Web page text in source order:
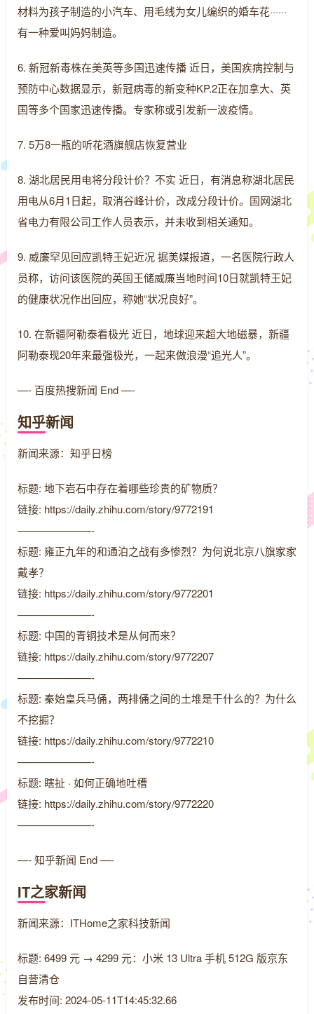
材料为孩子制造的小汽车、用毛线为女儿编织的婚车花······
有一种爱叫妈妈制造。
6. 新冠新毒株在美英等多国迅速传播 近日，美国疾病控制与
预防中心数据显示，新冠病毒的新变种KP.2正在加拿大、英
国等多个国家迅速传播。专家称或引发新一波疫情。
7. 5万8一瓶的听花酒旗舰店恢复营业
8. 湖北居民用电将分段计价？不实 近日，有消息称湖北居民
用电从6月1日起，取消谷峰计价，改成分段计价。国网湖北
省电力有限公司工作人员表示，并未收到相关通知。
9. 威廉罕见回应凯特王妃近况 据美媒报道，一名医院行政人
员称，访问该医院的英国王储威廉当地时间10日就凯特王妃
的健康状况作出回应，称她“状况良好”。
10. 在新疆阿勒泰看极光 近日，地球迎来超大地磁暴，新疆
阿勒泰现20年来最强极光，一起来做浪漫“追光人”。
—- 百度热搜新闻 End —-
知乎新闻
新闻来源：知乎日榜
标题: 地下岩石中存在着哪些珍贵的矿物质？
链接: https://daily.zhihu.com/story/9772191
———————-
标题: 雍正九年的和通泊之战有多惨烈？为何说北京八旗家家
戴孝？
链接: https://daily.zhihu.com/story/9772201
———————-
标题: 中国的青铜技术是从何而来？
链接: https://daily.zhihu.com/story/9772207
———————-
标题: 秦始皇兵马俑，两排俑之间的土堆是干什么的？为什么
不挖掘？
链接: https://daily.zhihu.com/story/9772210
———————-
标题: 瞎扯 · 如何正确地吐槽
链接: https://daily.zhihu.com/story/9772220
———————-
—- 知乎新闻 End —-
IT之家新闻
新闻来源：ITHome之家科技新闻
标题: 6499 元 → 4299 元：小米 13 Ultra 手机 512G 版京东
自营清仓
发布时间: 2024-05-11T14:45:32.66